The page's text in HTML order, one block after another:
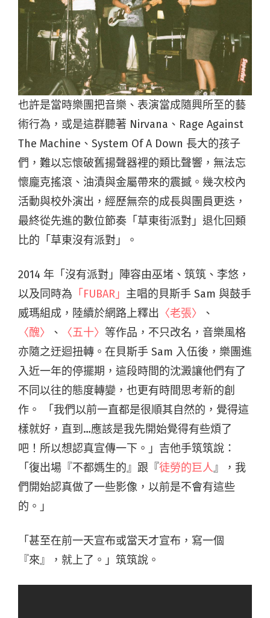
也許是當時樂團把音樂、表演當成隨興所至的藝
術行為，或是這群聽著 Nirvana、Rage Against
The Machine、System Of A Down 長大的孩子
們，難以忘懷破舊揚聲器裡的類比聲響，無法忘
懷龐克搖滾、油漬與金屬帶來的震撼。幾次校內
活動與校外演出，經歷無奈的成長與團員更迭，
最終從先進的數位節奏「草東街派對」退化回類
比的「草東沒有派對」。
2014 年「沒有派對」陣容由巫堵、筑筑、李悠，
以及同時為 「FUBAR」 主唱的貝斯手 Sam 與鼓手
威瑪組成，陸續於網路上釋出 〈老張〉
、
〈醜〉
、 〈五十〉 等作品，不只改名，音樂風格
亦隨之迂迴扭轉。在貝斯手 Sam 入伍後，樂團進
入近一年的停擺期，這段時間的沈澱讓他們有了
不同以往的態度轉變，也更有時間思考新的創
作。 「我們以前一直都是很順其自然的，覺得這
樣就好，直到…應該是我先開始覺得有些煩了
吧！所以想認真宣傳一下。」吉他手筑筑說：
「復出場『不都媽生的』跟『徒勞的巨人』，我
們開始認真做了一些影像，以前是不會有這些
的。」
「甚至在前一天宣布或當天才宣布，寫一個
『來』，就上了。」筑筑說。